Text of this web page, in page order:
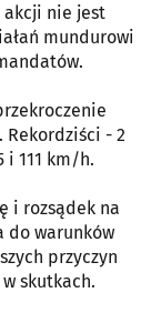
akcji nie jest
mundurowi
- 2
i 111 km/h.
i rozsądek na
do warunków
przyczyn
skutkach.